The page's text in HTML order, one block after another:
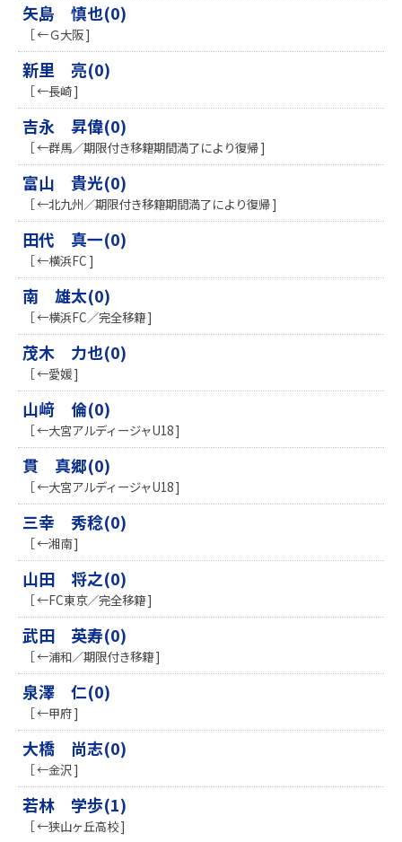
矢島 慎也(0)
［ ←Ｇ大阪 ]
新里 亮(0)
［ ←長崎 ]
吉永 昇偉(0)
［ ←群馬／期限付き移籍期間満了により復帰 ]
富山 貴光(0)
［ ←北九州／期限付き移籍期間満了により復帰 ]
田代 真一(0)
［ ←横浜FC ]
南 雄太(0)
［ ←横浜FC／完全移籍 ]
茂木 力也(0)
［ ←愛媛 ]
山﨑 倫(0)
［ ←大宮アルディージャU18 ]
貫 真郷(0)
［ ←大宮アルディージャU18 ]
三幸 秀稔(0)
［ ←湘南 ]
山田 将之(0)
［ ←FC東京／完全移籍 ]
武田 英寿(0)
［ ←浦和／期限付き移籍 ]
泉澤 仁(0)
［ ←甲府 ]
大橋 尚志(0)
［ ←金沢 ]
若林 学歩(1)
［ ←狭山ヶ丘高校 ]